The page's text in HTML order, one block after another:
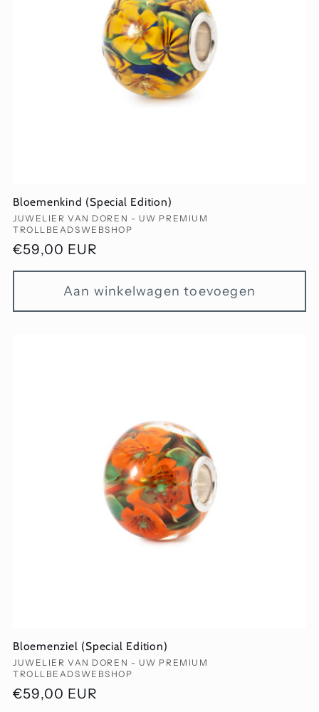
Bloemenkind (Special Edition)
Verkoper:
JUWELIER VAN DOREN - UW PREMIUM
TROLLBEADSWEBSHOP
Normale
prijs
€59,00 EUR
Aan winkelwagen toevoegen
Bloemenziel (Special Edition)
Verkoper:
JUWELIER VAN DOREN - UW PREMIUM
TROLLBEADSWEBSHOP
Normale
€59,00 EUR